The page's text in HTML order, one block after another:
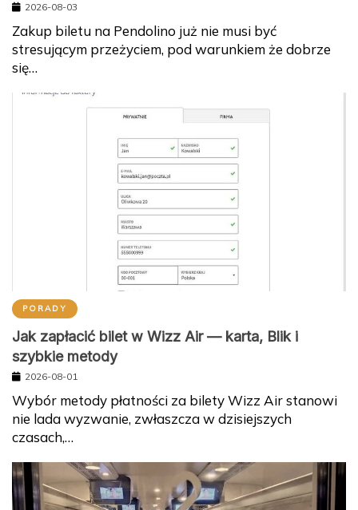
2026-08-03
Zakup biletu na Pendolino już nie musi być
stresującym przeżyciem, pod warunkiem że dobrze
się…
PORADY
Jak zapłacić bilet w Wizz Air — karta, Blik i
szybkie metody
2026-08-01
Wybór metody płatności za bilety Wizz Air stanowi
nie lada wyzwanie, zwłaszcza w dzisiejszych
czasach,…